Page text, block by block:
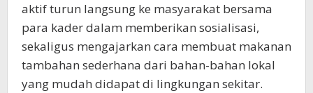
aktif turun langsung ke masyarakat bersama
para kader dalam memberikan sosialisasi,
sekaligus mengajarkan cara membuat makanan
tambahan sederhana dari bahan-bahan lokal
yang mudah didapat di lingkungan sekitar.